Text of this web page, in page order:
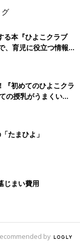
る本『ひよこクラブ
育児に役立つ情報が
『初めてのひよこクラ
の授乳がうまくい
夏のトラブル 解決テ
たまひよ」
じまい費用
by